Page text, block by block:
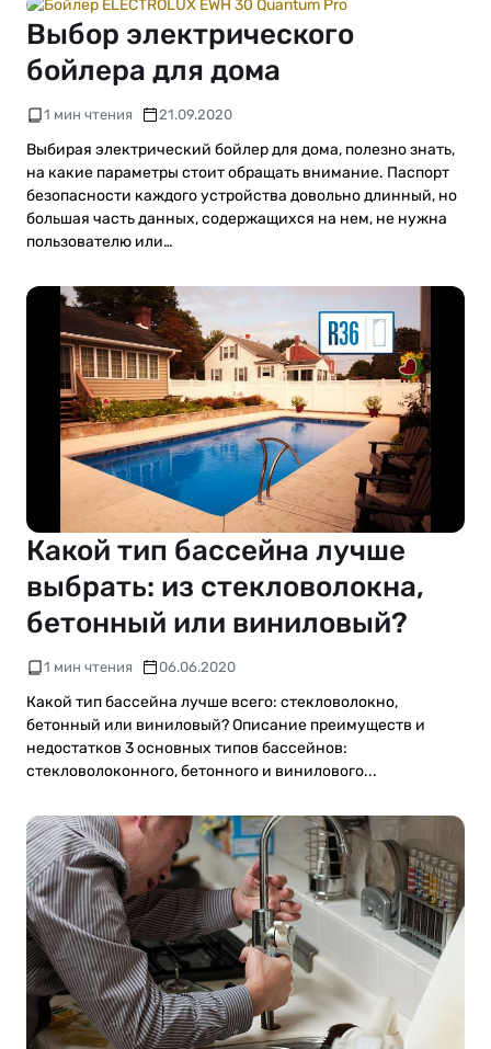
Выбор электрического
бойлера для дома
1 мин чтения 21.09.2020
Выбирая электрический бойлер для дома, полезно знать,
на какие параметры стоит обращать внимание. Паспорт
безопасности каждого устройства довольно длинный, но
большая часть данных, содержащихся на нем, не нужна
пользователю или…
Какой тип бассейна лучше
выбрать: из стекловолокна,
бетонный или виниловый?
1 мин чтения 06.06.2020
Какой тип бассейна лучше всего: стекловолокно,
бетонный или виниловый? Описание преимуществ и
недостатков 3 основных типов бассейнов:
стекловолоконного, бетонного и винилового...